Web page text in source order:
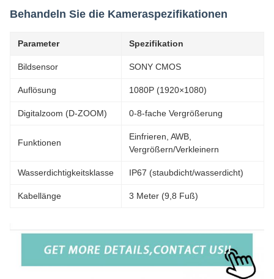
Behandeln Sie die Kameraspezifikationen
Parameter Spezifikation
Bildsensor SONY CMOS
Auflösung 1080P (1920×1080)
Digitalzoom (D-ZOOM) 0-8-fache Vergrößerung
Funktionen
Einfrieren, AWB,
Vergrößern/Verkleinern
Wasserdichtigkeitsklasse IP67 (staubdicht/wasserdicht)
Kabellänge 3 Meter (9,8 Fuß)